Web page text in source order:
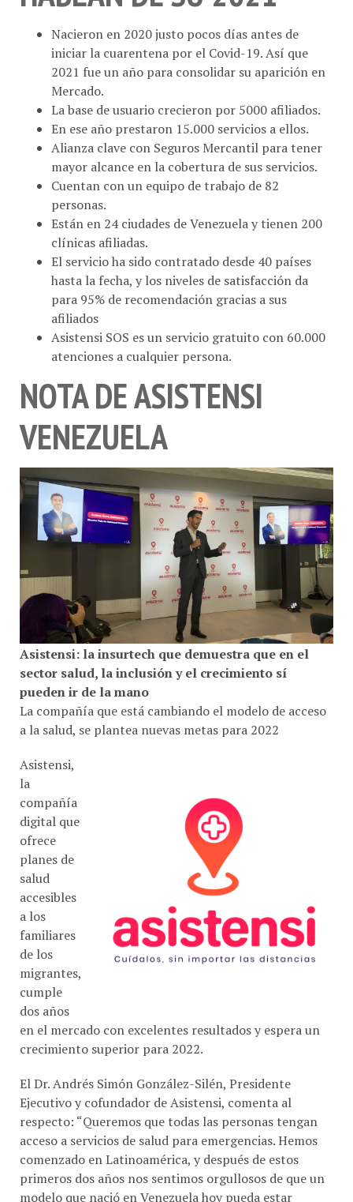
Nacieron en 2020 justo pocos días antes de
iniciar la cuarentena por el Covid-19. Así que
2021 fue un año para consolidar su aparición en
Mercado.
La base de usuario crecieron por 5000 afiliados.
En ese año prestaron 15.000 servicios a ellos.
Alianza clave con Seguros Mercantil para tener
mayor alcance en la cobertura de sus servicios.
Cuentan con un equipo de trabajo de 82
personas.
Están en 24 ciudades de Venezuela y tienen 200
clínicas afiliadas.
El servicio ha sido contratado desde 40 países
hasta la fecha, y los niveles de satisfacción da
para 95% de recomendación gracias a sus
afiliados
Asistensi SOS es un servicio gratuito con 60.000
atenciones a cualquier persona.
NOTA DE ASISTENSI
VENEZUELA
Asistensi: la insurtech que demuestra que en el
sector salud, la inclusión y el crecimiento sí
pueden ir de la mano
La compañía que está cambiando el modelo de acceso
a la salud, se plantea nuevas metas para 2022
Asistensi,
la
compañía
digital que
ofrece
planes de
salud
accesibles
a los
familiares
de los
migrantes,
cumple
dos años
en el mercado con excelentes resultados y espera un
crecimiento superior para 2022.
El Dr. Andrés Simón González-Silén, Presidente
Ejecutivo y cofundador de Asistensi, comenta al
respecto: “Queremos que todas las personas tengan
acceso a servicios de salud para emergencias. Hemos
comenzado en Latinoamérica, y después de estos
primeros dos años nos sentimos orgullosos de que un
modelo que nació en Venezuela hoy pueda estar